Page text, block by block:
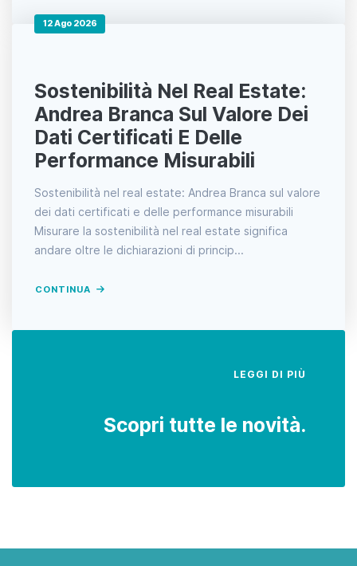
12 Ago 2026
Sostenibilità Nel Real Estate:
Andrea Branca Sul Valore Dei
Dati Certificati E Delle
Performance Misurabili
Sostenibilità nel real estate: Andrea Branca sul valore
dei dati certificati e delle performance misurabili
Misurare la sostenibilità nel real estate significa
andare oltre le dichiarazioni di princip...
CONTINUA
LEGGI DI PIÙ
Scopri tutte le novità.